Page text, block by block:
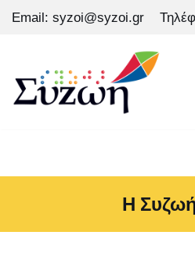
περιεχόμενο
Email: syzoi@syzoi.gr
Η